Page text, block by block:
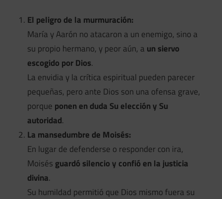
El peligro de la murmuración:
María y Aarón no atacaron a un enemigo, sino a
su propio hermano, y peor aún, a un siervo
escogido por Dios.
La envidia y la crítica espiritual pueden parecer
pequeñas, pero ante Dios son una ofensa grave,
porque ponen en duda Su elección y Su
autoridad.
La mansedumbre de Moisés:
En lugar de defenderse o responder con ira,
Moisés guardó silencio y confió en la justicia
divina.
Su humildad permitió que Dios mismo fuera su